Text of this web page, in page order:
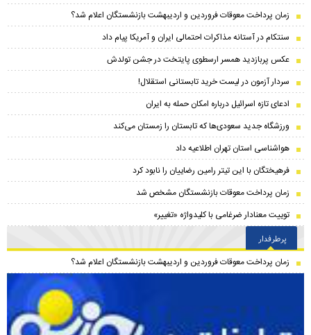
زمان پرداخت معوقات فروردین و اردیبهشت بازنشستگان اعلام شد؟
سنتکام در آستانه مذاکرات احتمالی ایران و آمریکا پیام داد
عکس پربازدید همسر ارسطوی پایتخت در جشن تولدش
سردار آزمون در لیست خرید تابستانی استقلال!
ادعای تازه اسرائیل درباره امکان حمله به ایران
ورزشگاه جدید سعودی‌ها که تابستان را زمستان می‌کند
هواشناسی استان تهران اطلاعیه داد
فرهیختگان با این تیتر رامین رضاییان را نابود کرد
زمان پرداخت معوقات بازنشستگان مشخص شد
توییت معنادار ضرغامی با کلیدواژه «تغییر»
پرطرفدار
زمان پرداخت معوقات فروردین و اردیبهشت بازنشستگان اعلام شد؟